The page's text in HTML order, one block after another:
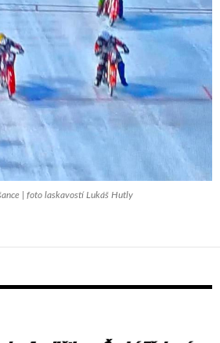
| foto laskavostí Lukáš Hutly